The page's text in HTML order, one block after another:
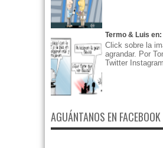
Termo & Luis
Click sobre la
agrandar. Por
Twitter Instagram
AGUÁNTANOS EN FACEBOOK